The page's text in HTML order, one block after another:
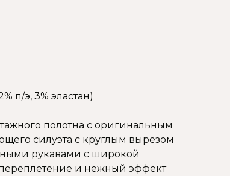
п/э, 3% эластан)
полотна с оригинальным
силуэта с круглым вырезом
рукавами с широкой
и нежный эффект